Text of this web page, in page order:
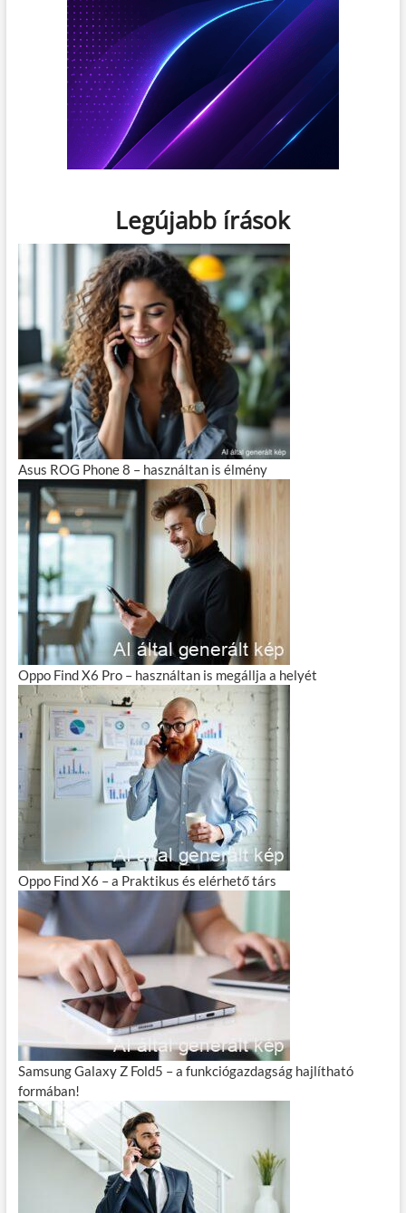
Legújabb írások
Asus ROG Phone 8 – használtan is élmény
Oppo Find X6 Pro – használtan is megállja a helyét
Oppo Find X6 – a Praktikus és elérhető társ
Samsung Galaxy Z Fold5 – a funkciógazdagság hajlítható
formában!